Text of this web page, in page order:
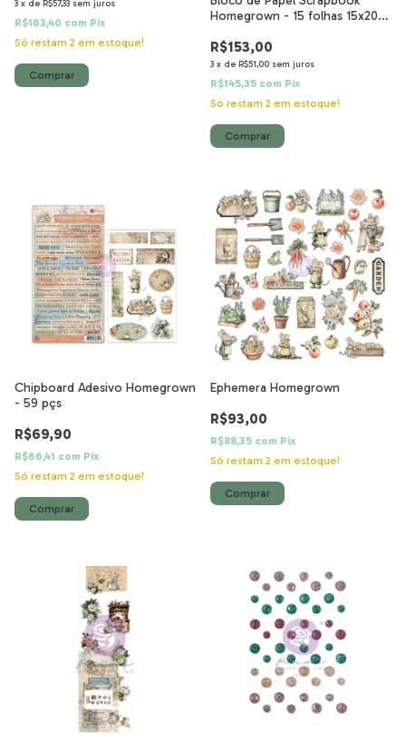
3 x de R$57,33 sem juros
R$163,40 com Pix
Só restam 2 em estoque!
Homegrown - 15 folhas 15x20
R$153,00
3 x de R$51,00 sem juros
R$145,35 com Pix
Só restam 2 em estoque!
Chipboard Adesivo Homegrown
- 59 pçs
R$69,90
R$66,41 com Pix
Só restam 2 em estoque!
Ephemera Homegrown
R$93,00
R$88,35 com Pix
Só restam 2 em estoque!